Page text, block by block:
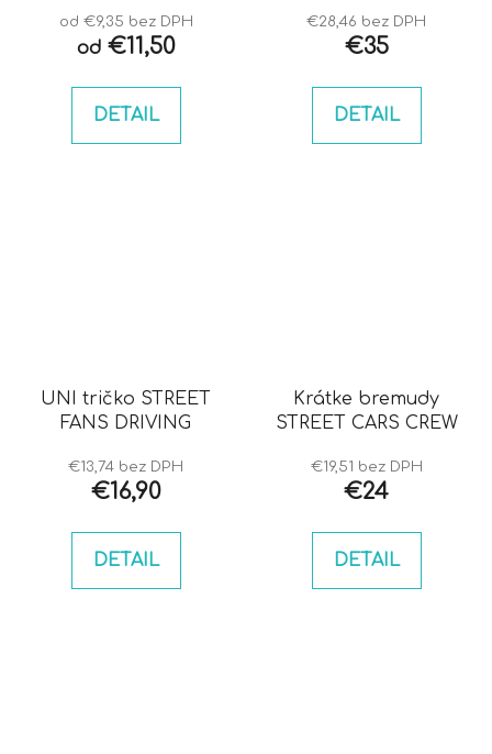
od €9,35 bez DPH
od€11,50
DETAIL
€28,46 bez DPH
€35
DETAIL
UNI tričko STREET
FANS DRIVING
€13,74 bez DPH
€16,90
DETAIL
Krátke bremudy
STREET CARS CREW
€19,51 bez DPH
€24
DETAIL